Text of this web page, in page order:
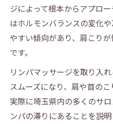
ジによって根本からアプロ
はホルモンバランスの変化
やすい傾向があり、肩こり
です。
リンパマッサージを取り入
スムーズになり、肩や首のこ
実際に埼玉県内の多くのサ
ンパの滞りにあることを説